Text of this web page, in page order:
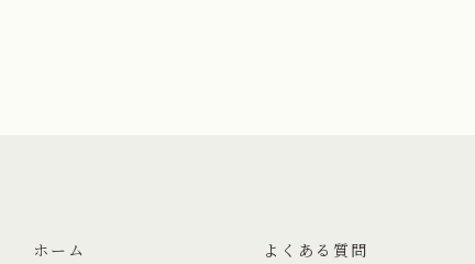
ホーム よくある質問